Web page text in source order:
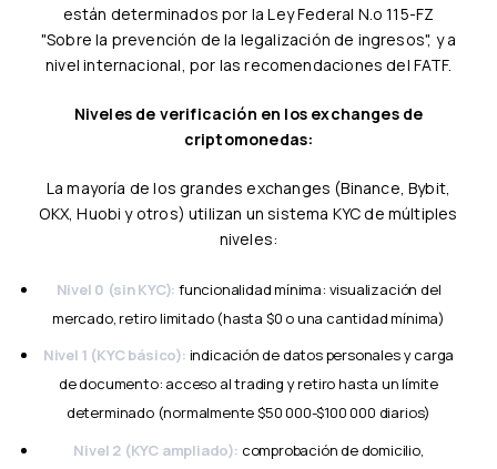
están determinados por la Ley Federal N.o 115-FZ
"Sobre la prevención de la legalización de ingresos", y a
nivel internacional, por las recomendaciones del FATF.
Niveles de verificación en los exchanges de
criptomonedas:
La mayoría de los grandes exchanges (Binance, Bybit,
OKX, Huobi y otros) utilizan un sistema KYC de múltiples
niveles:
Nivel 0 (sin KYC): funcionalidad mínima: visualización del
mercado, retiro limitado (hasta $0 o una cantidad mínima)
Nivel 1 (KYC básico): indicación de datos personales y carga
de documento: acceso al trading y retiro hasta un límite
determinado (normalmente $50 000-$100 000 diarios)
Nivel 2 (KYC ampliado): comprobación de domicilio,